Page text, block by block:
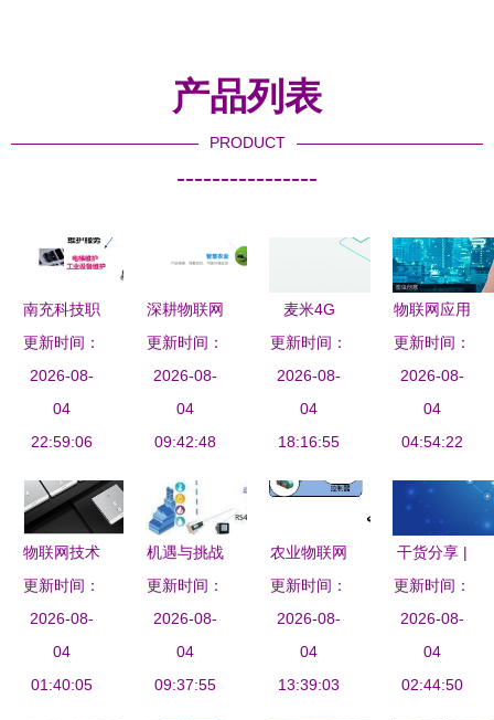
产品列表
PRODUCT
----------------
南充科技职
业学院物联
网应用技术
专业 前景
广阔，产学
道
更新时间：
2026-08-
04
22:59:06
深耕物联网
运营服务领
域，中天网
景将亮相
IOTE2019
展
更新时间：
2026-08-
04
09:42:48
麦米4G
Cat.4 RTU
网关 轻松
搞定远程数
据采集与控
比之选
更新时间：
2026-08-
04
18:16:55
物联网应用
技术专业的
学科归属与
服务领域解
析
更新时间：
2026-08-
04
04:54:22
物联网技术
服务赋能河
南省通信工
程局有限责
任公司 构
更新时间：
2026-08-
04
01:40:05
机遇与挑战
并存 窄带
物联网的快
速发展推动
射频前端应
更新时间：
2026-08-
04
09:37:55
农业物联网
解决方案
让智慧农业
大放光彩
更新时间：
2026-08-
04
13:39:03
干货分享 |
10大物联网
应用的基础
安全提示
更新时间：
2026-08-
04
02:44:50